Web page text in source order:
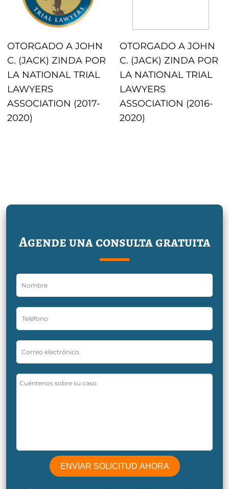
OTORGADO A JOHN
C. (JACK) ZINDA POR
LA NATIONAL TRIAL
LAWYERS
ASSOCIATION (2017-
2020)
OTORGADO A JOHN
C. (JACK) ZINDA POR
LA NATIONAL TRIAL
LAWYERS
ASSOCIATION (2016-
2020)
Agende una consulta gratuita